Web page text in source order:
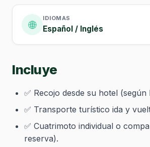
🌐
IDIOMAS
Español / Inglés
Incluye
✅ Recojo desde su hotel (según
✅ Transporte turístico ida y
✅ Cuatrimoto individual o
reserva).